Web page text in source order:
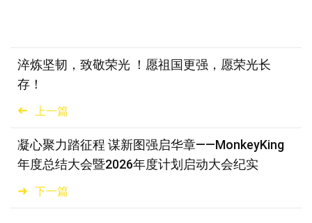
上一篇
淬炼坚韧，致敬荣光 ！愿祖国更强，愿荣光长
存！
下一篇
凝心聚力踏征程 谋新图强启华章——MonkeyKing
年度总结大会暨2026年度计划启动大会纪实